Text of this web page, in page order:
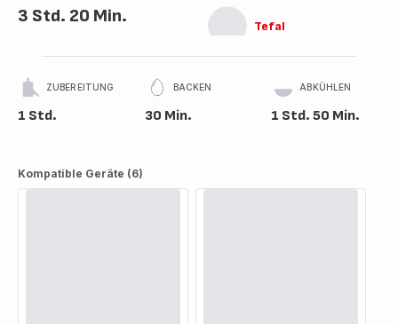
3 Std. 20 Min. Tefal
ZUBEREITUNG
1 Std.
BACKEN
30 Min.
ABKÜHLEN
1 Std. 50 Min.
Kompatible Geräte (6)